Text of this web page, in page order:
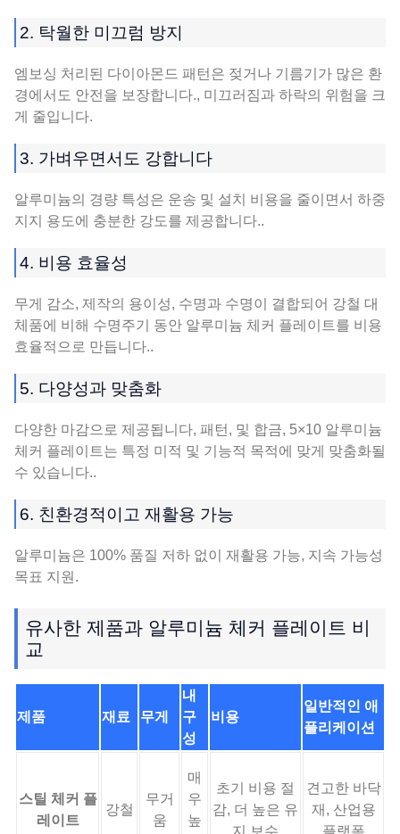
2. 탁월한 미끄럼 방지
엠보싱 처리된 다이아몬드 패턴은 젖거나 기름기가 많은 환
경에서도 안전을 보장합니다., 미끄러짐과 하락의 위험을 크
게 줄입니다.
3. 가벼우면서도 강합니다
알루미늄의 경량 특성은 운송 및 설치 비용을 줄이면서 하중
지지 용도에 충분한 강도를 제공합니다..
4. 비용 효율성
무게 감소, 제작의 용이성, 수명과 수명이 결합되어 강철 대
체품에 비해 수명주기 동안 알루미늄 체커 플레이트를 비용
효율적으로 만듭니다..
5. 다양성과 맞춤화
다양한 마감으로 제공됩니다, 패턴, 및 합금, 5×10 알루미늄
체커 플레이트는 특정 미적 및 기능적 목적에 맞게 맞춤화될
수 있습니다..
6. 친환경적이고 재활용 가능
알루미늄은 100% 품질 저하 없이 재활용 가능, 지속 가능성
목표 지원.
유사한 제품과 알루미늄 체커 플레이트 비
교
제품 재료 무게
내
구
성
비용
일반적인 애
플리케이션
스틸 체커 플
레이트
강철
무거
움
매
우
높
초기 비용 절
감, 더 높은 유
지 보수
견고한 바닥
재, 산업용
플랫폼